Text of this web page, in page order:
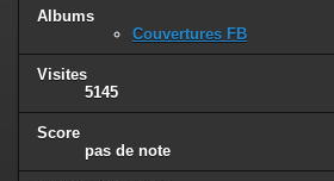
Albums
Couvertures FB
Visites
5145
Score
pas de note